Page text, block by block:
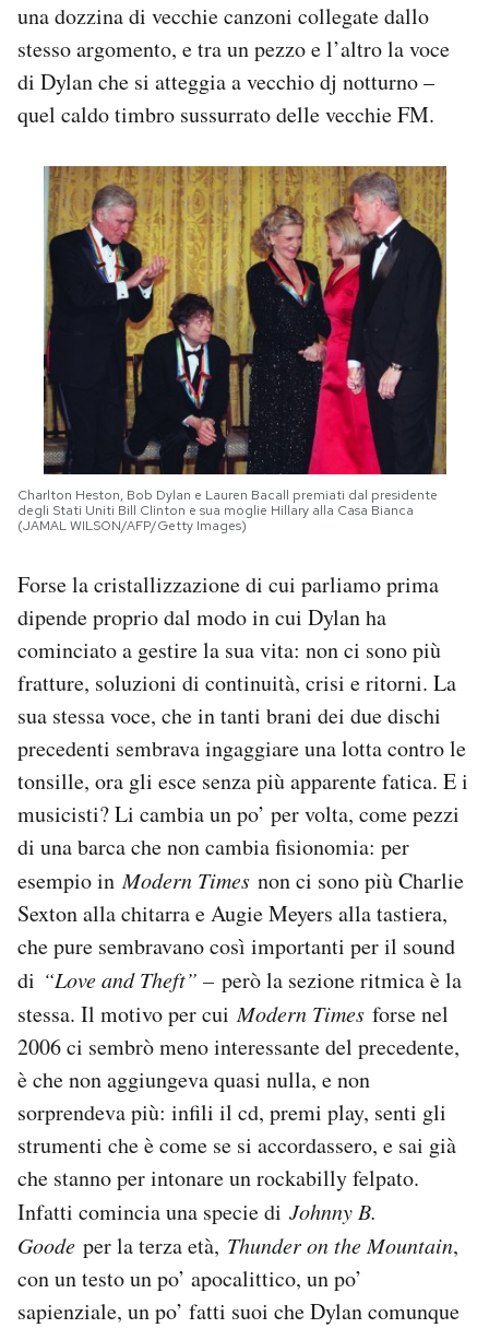
una dozzina di vecchie canzoni collegate dallo
stesso argomento, e tra un pezzo e l’altro la voce
di Dylan che si atteggia a vecchio dj notturno –
quel caldo timbro sussurrato delle vecchie FM.
Charlton Heston, Bob Dylan e Lauren Bacall premiati dal presidente
degli Stati Uniti Bill Clinton e sua moglie Hillary alla Casa Bianca
(JAMAL WILSON/AFP/Getty Images)
Forse la cristallizzazione di cui parliamo prima
dipende proprio dal modo in cui Dylan ha
cominciato a gestire la sua vita: non ci sono più
fratture, soluzioni di continuità, crisi e ritorni. La
sua stessa voce, che in tanti brani dei due dischi
precedenti sembrava ingaggiare una lotta contro le
tonsille, ora gli esce senza più apparente fatica. E i
musicisti? Li cambia un po’ per volta, come pezzi
di una barca che non cambia fisionomia: per
esempio inModern Times non ci sono più Charlie
Sexton alla chitarra e Augie Meyers alla tastiera,
che pure sembravano così importanti per il sound
di “Love and Theft” – però la sezione ritmica è la
stessa. Il motivo per cuiModern Times forse nel
2006 ci sembrò meno interessante del precedente,
è che non aggiungeva quasi nulla, e non
sorprendeva più: infili il cd, premi play, senti gli
strumenti che è come se si accordassero, e sai già
che stanno per intonare un rockabilly felpato.
Infatti comincia una specie di Johnny B.
Goode per la terza età, Thunder on the Mountain,
con un testo un po’ apocalittico, un po’
sapienziale, un po’ fatti suoi che Dylan comunque